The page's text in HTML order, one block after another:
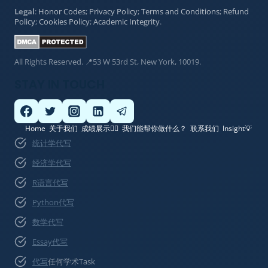
Legal: Honor Codes; Privacy Policy;Terms and Conditions; Refund
Policy;Cookies Policy;Academic Integrity.
All Rights Reserved. 📍53 W 53rd St, New York, 10019.
Home 关于我们 成绩展示👍🏽 我们能帮你做什么？ 联系我们 Insight💡
统计学代写
经济学代写
R语言代写
Python代写
数学代写
Essay代写
代写任何学术Task